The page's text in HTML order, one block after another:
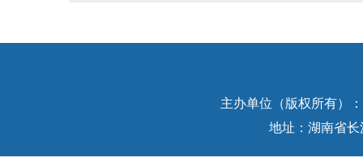
主办单位（版权所有）
地址：湖南省